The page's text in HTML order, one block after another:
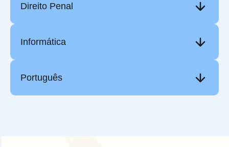
Direito Penal
Informática
Português